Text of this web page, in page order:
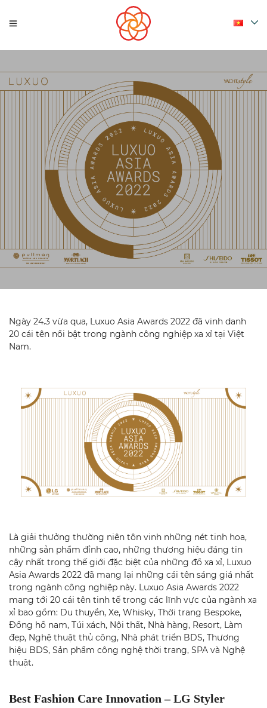
Ngày 24.3 vừa qua, Luxuo Asia Awards 2022 đã vinh danh
20 cái tên nổi bật trong ngành công nghiệp xa xỉ tại Việt
Nam.
Là giải thưởng thường niên tôn vinh những nét tinh hoa,
những sản phẩm đỉnh cao, những thương hiệu đáng tin
cậy nhất trong thế giới đặc biệt của những đồ xa xỉ, Luxuo
Asia Awards 2022 đã mang lại những cái tên sáng giá nhất
trong ngành công nghiệp này. Luxuo Asia Awards 2022
mang tới 20 cái tên tinh tế trong các lĩnh vực của ngành xa
xỉ bao gồm: Du thuyền, Xe, Whisky, Thời trang Bespoke,
Đồng hồ nam, Túi xách, Nội thất, Nhà hàng, Resort, Làm
đẹp, Nghệ thuật thủ công, Nhà phát triển BDS, Thương
hiệu BDS, Sản phẩm công nghệ thời trang, SPA và Nghệ
thuật.
Best Fashion Care Innovation – LG Styler